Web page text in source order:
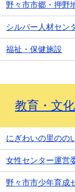
野々市市郷・押野
シルバー人材セン
福祉・保健施設
教育・文
にぎわいの里の
女性センター運営
野々市市少年育成